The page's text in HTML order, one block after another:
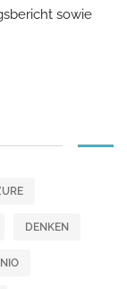
sowie
DENKEN